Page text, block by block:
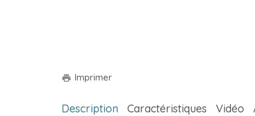
print Imprimer
Description Caractéristiques Vidéo